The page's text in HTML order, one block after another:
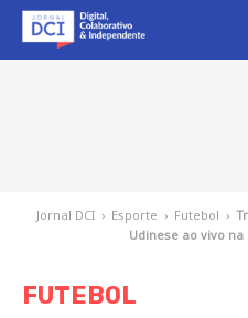
Jornal DCI › Esporte › Futebol ›
Udinese ao vivo na
FUTEBOL